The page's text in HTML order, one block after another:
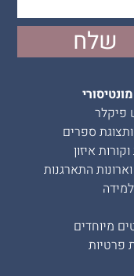
פיקלר
ספרים
איזון
התארגנות
מיוחדים
פרטיות